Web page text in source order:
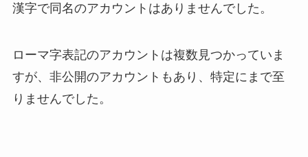
漢字で同名のアカウントはありませんでした。
ローマ字表記のアカウントは複数見つかっていま
すが、非公開のアカウントもあり、特定にまで至
りませんでした。